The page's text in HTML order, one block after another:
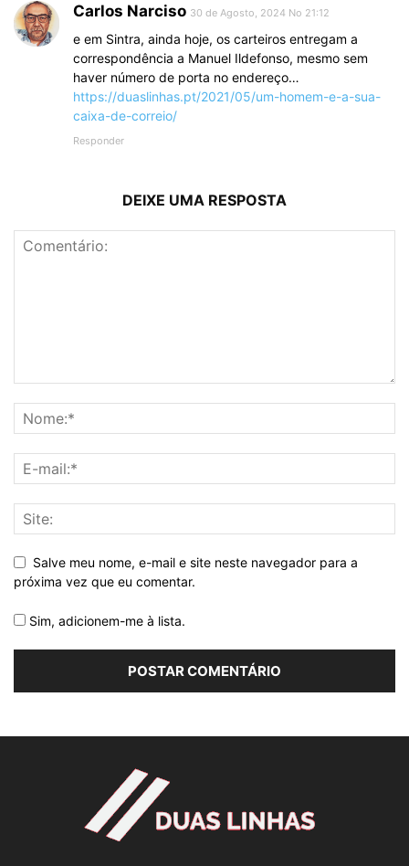
Carlos Narciso 30 de Agosto, 2024 No 21:12
e em Sintra, ainda hoje, os carteiros entregam a
correspondência a Manuel Ildefonso, mesmo sem
haver número de porta no endereço…
https://duaslinhas.pt/2021/05/um-homem-e-a-sua-
caixa-de-correio/
Responder
DEIXE UMA RESPOSTA
Salve meu nome, e-mail e site neste navegador para a
próxima vez que eu comentar.
Sim, adicionem-me à lista.